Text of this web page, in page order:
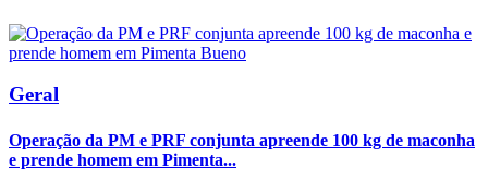
Geral
Operação da PM e PRF conjunta apreende 100 kg de maconha
e prende homem em Pimenta...